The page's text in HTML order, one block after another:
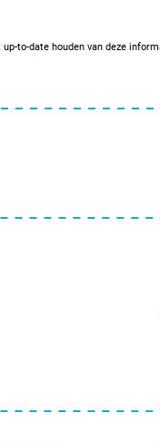
to-date houden van deze